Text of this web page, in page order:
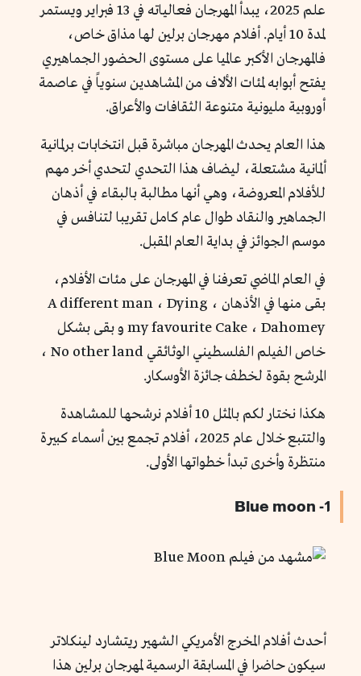
علم 2025، يبدأ المهرجان فعالياته في 13 فبراير ويستمر
لمدة 10 أيام. أفلام مهرجان برلين لها مذاق خاص،
فالمهرجان الأكبر عالميا على مستوى الحضور الجماهيري
يفتح أبوابه لمئات الألاف من المشاهدين سنوياً في عاصمة
أوروبية مليونية متنوعة الثقافات والأعراق.
هذا العام يحدث المهرجان مباشرة قبل انتخابات برلمانية
ألمانية مشتعلة، ليضاف هذا التحدي لتحدي أخر مهم
للأفلام المعروضة، وهي أنها مطالبة بالبقاء في أذهان
الجماهير والنقاد طوال عام كامل تقريبا لتنافس في
موسم الجوائز في بداية العام المقبل.
في العام الماضي تعرفنا في المهرجان على مئات الأفلام،
بقى منها في الأذهان A different man ، Dying ،
my favourite Cake ، Dahomey و بقى بشكل
خاص الفيلم الفلسطيني الوثائقي No other land ،
المرشح بقوة لخطف جائزة الأوسكار.
هكذا نختار لكم بالمثل 10 أفلام نرشحها للمشاهدة
والتتبع خلال عام 2025، أفلام تجمع بين أسماء كبيرة
منتظرة وأخرى تبدأ خطواتها الأولى.
1- Blue moon
أحدث أفلام المخرج الأمريكي الشهير ريتشارد لينكلاتر
سيكون حاضرا في المسابقة الرسمية لمهرجان برلين هذا